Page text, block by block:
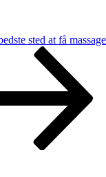
sted at få